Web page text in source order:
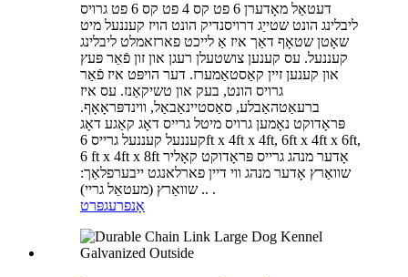
דעטאַל מאָדערן 6 פט קס 4 פט קס 6 פט גרויס
ליבלינג הונט שטייַג דרויסנדיק הונט הויז קעננעל מיט
שאָטן שטאָף דאַך איז אַ לייכט פארזאמלט ליבלינג
קעננעל. עס קענען צושטעלן רעגן און זון פֿאַר פּעץ
און קענען זיין קאַסטאַמערז. דער הויפּט איז פֿאַר
גרויס הונט, בעק און טשיקאַנז. עס איז
ברעאַטהאַבלע, סאַסטיינאַבאַל, ווינדפּראָאָף.
פּראָדוקט נאָמען גרויס מיטל גרייס דאָג קאַגע דאָג
קעננעל קעננעל גרייס 6ft x 4ft x 4ft, 6ft x 4ft x 6ft,
6 ft x 4ft x 8ft אָדער מנהג גרייס פּראָדוקט קאָליר
שוואַרץ אָדער מנהג ווי דיין פארלאנגט ייבערפלאַך:
שוואַרץ (מעטאַל גריי) .. .
אָנפרעגפּרט